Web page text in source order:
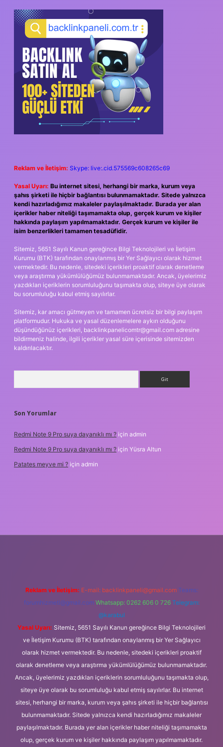
Reklam ve İletişim: Skype: live:.cid.575569c608265c69
Yasal Uyarı: Bu internet sitesi, herhangi bir marka, kurum veya
şahıs şirketi ile hiçbir bağlantısı bulunmamaktadır. Sitede yalnızca
kendi hazırladığımız makaleler paylaşılmaktadır. Burada yer alan
içerikler haber niteliği taşımamakta olup, gerçek kurum ve kişiler
hakkında paylaşım yapılmamaktadır. Gerçek kurum ve kişiler ile
isim benzerlikleri tamamen tesadüfidir.
Sitemiz, 5651 Sayılı Kanun gereğince Bilgi Teknolojileri ve İletişim
Kurumu (BTK) tarafından onaylanmış bir Yer Sağlayıcı olarak hizmet
vermektedir. Bu nedenle, sitedeki içerikleri proaktif olarak denetleme
veya araştırma yükümlülüğümüz bulunmamaktadır. Ancak, üyelerimiz
yazdıkları içeriklerin sorumluluğunu taşımakta olup, siteye üye olarak
bu sorumluluğu kabul etmiş sayılırlar.
Sitemiz, kar amacı gütmeyen ve tamamen ücretsiz bir bilgi paylaşım
platformudur. Hukuka ve yasal düzenlemelere aykırı olduğunu
düşündüğünüz içerikleri, backlinkpanelicomtr@gmail.com adresine
bildirmeniz halinde, ilgili içerikler yasal süre içerisinde sitemizden
kaldırılacaktır.
Son Yorumlar
Redmi Note 9 Pro suya dayanıklı mı ? için admin
Redmi Note 9 Pro suya dayanıklı mı ? için Yüsra Altun
Patates meyve mi ? için admin
Reklam ve İletişim: E-mail: backlinkpaneli@gmail.com Teams:
forumhizmeti@gmail.com Whatsapp: 0262 606 0 726 Telegram:
@karabul
Yasal Uyarı: Sitemiz, 5651 Sayılı Kanun gereğince Bilgi Teknolojileri
ve İletişim Kurumu (BTK) tarafından onaylanmış bir Yer Sağlayıcı
olarak hizmet vermektedir. Bu nedenle, sitedeki içerikleri proaktif
olarak denetleme veya araştırma yükümlülüğümüz bulunmamaktadır.
Ancak, üyelerimiz yazdıkları içeriklerin sorumluluğunu taşımakta olup,
siteye üye olarak bu sorumluluğu kabul etmiş sayılırlar. Bu internet
sitesi, herhangi bir marka, kurum veya şahıs şirketi ile hiçbir bağlantısı
bulunmamaktadır. Sitede yalnızca kendi hazırladığımız makaleler
paylaşılmaktadır. Burada yer alan içerikler haber niteliği taşımamakta
olup, gerçek kurum ve kişiler hakkında paylaşım yapılmamaktadır.